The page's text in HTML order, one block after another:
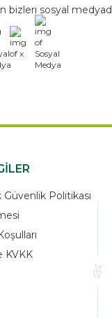
bizleri sosyal
x
Politikası
KVKK